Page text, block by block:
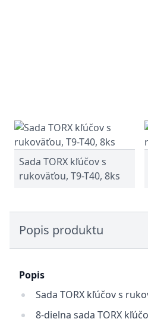
Sada TORX kľúčov s
rukoväťou, T9-T40, 8ks
Popis produktu
Popis
Sada TORX kľúčov s
8-dielna sada TORX